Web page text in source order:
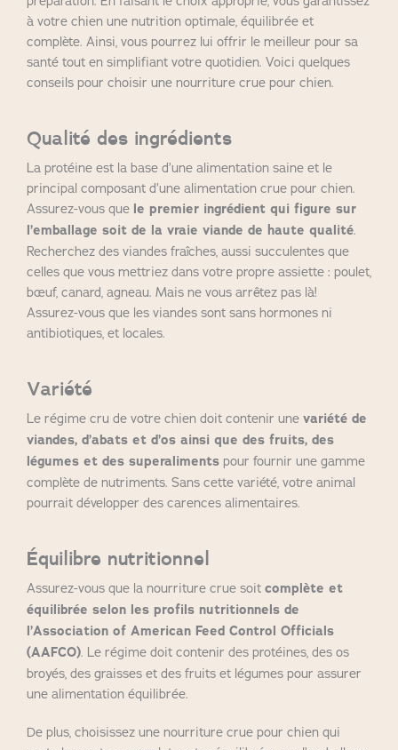
à votre chien une nutrition optimale, équilibrée et
complète. Ainsi, vous pourrez lui offrir le meilleur pour sa
santé tout en simplifiant votre quotidien. Voici quelques
conseils pour choisir une nourriture crue pour chien.
Qualité des ingrédients
La protéine est la base d’une alimentation saine et le
principal composant d’une alimentation crue pour chien.
Assurez-vous que le premier ingrédient qui figure sur
l’emballage soit de la vraie viande de haute qualité.
Recherchez des viandes fraîches, aussi succulentes que
celles que vous mettriez dans votre propre assiette : poulet,
bœuf, canard, agneau. Mais ne vous arrêtez pas là!
Assurez-vous que les viandes sont sans hormones ni
antibiotiques, et locales.
Variété
Le régime cru de votre chien doit contenir une variété de
viandes, d’abats et d’os ainsi que des fruits, des
légumes et des superaliments pour fournir une gamme
complète de nutriments. Sans cette variété, votre animal
pourrait développer des carences alimentaires.
Équilibre nutritionnel
Assurez-vous que la nourriture crue soit complète et
équilibrée selon les profils nutritionnels de
l’Association of American Feed Control Officials
(AAFCO). Le régime doit contenir des protéines, des os
broyés, des graisses et des fruits et légumes pour assurer
une alimentation équilibrée.
De plus, choisissez une nourriture crue pour chien qui